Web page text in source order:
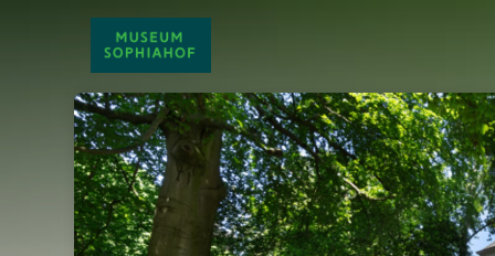
Skip header